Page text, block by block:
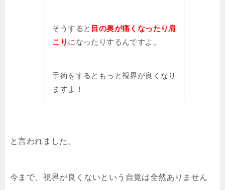
そうすると 目の奥が痛くなったり肩
こり になったりするんですよ。
手術をするともっと視界が良くなり
ますよ！
と言われました。
今まで、視界が良くないという自覚は全然ありません